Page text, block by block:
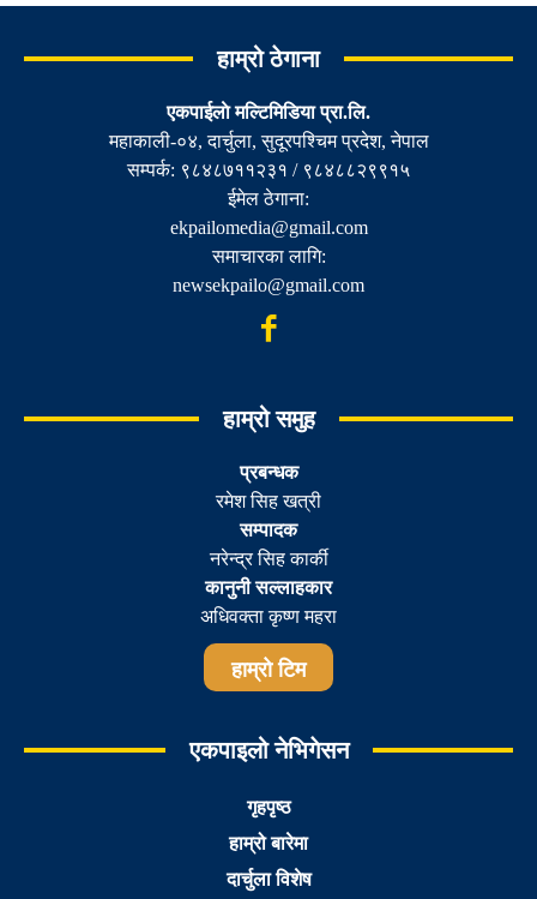
हाम्रो ठेगाना
एकपाईलाे मल्टिमिडिया प्रा.लि.
महाकाली-०४, दार्चुला, सुदूरपश्चिम प्रदेश, नेपाल
सम्पर्क: ९८४८७११२३१ / ९८४८८२९९१५
ईमेल ठेगाना:
ekpailomedia@gmail.com
समाचारका लागि:
newsekpailo@gmail.com
हाम्रो समुह
प्रबन्धक
रमेश सिह खत्री
सम्पादक
नरेन्द्र सिह कार्की
कानुनी सल्लाहकार
अधिवक्ता कृष्ण महरा
हाम्रो टिम
एकपाइलो नेभिगेसन
गृहपृष्ठ
हाम्रो बारेमा
दार्चुला विशेष